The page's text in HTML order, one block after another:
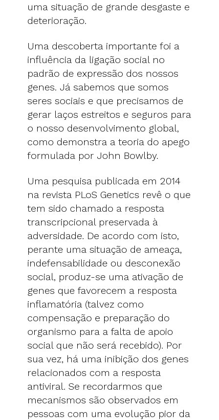
uma situação de grande desgaste e
deterioração.
Uma descoberta importante foi a
influência da ligação social no
padrão de expressão dos nossos
genes. Já sabemos que somos
seres sociais e que precisamos de
gerar laços estreitos e seguros para
o nosso desenvolvimento global,
como demonstra a teoria do apego
formulada por John Bowlby.
Uma pesquisa publicada em 2014
na revista PLoS Genetics revê o que
tem sido chamado a resposta
transcripcional preservada à
adversidade. De acordo com isto,
perante uma situação de ameaça,
indefensabilidade ou desconexão
social, produz-se uma ativação de
genes que favorecem a resposta
inflamatória (talvez como
compensação e preparação do
organismo para a falta de apoio
social que não será recebido). Por
sua vez, há uma inibição dos genes
relacionados com a resposta
antiviral. Se recordarmos que
mecanismos são observados em
pessoas com uma evolução pior da